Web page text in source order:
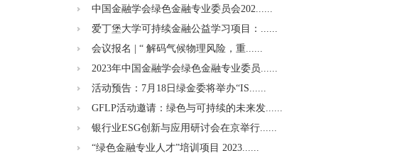
中国金融学会绿色金融专业委员会202......
爱丁堡大学可持续金融公益学习项目：......
会议报名 | “ 解码气候物理风险，重......
2023年中国金融学会绿色金融专业委员......
活动预告：7月18日绿金委将举办“IS......
GFLP活动邀请：绿色与可持续的未来发......
银行业ESG创新与应用研讨会在京举行......
“绿色金融专业人才”培训项目 2023......